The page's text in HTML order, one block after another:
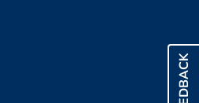
FEEDBACK